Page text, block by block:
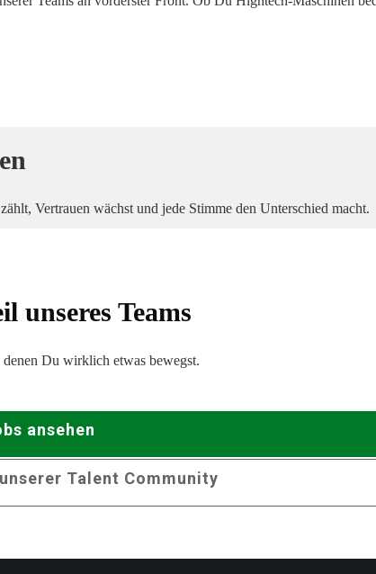
Vertrauen wächst und jede Stimme den Unterschied macht.
unseres Teams
Du wirklich etwas bewegst.
ansehen
Talent Community